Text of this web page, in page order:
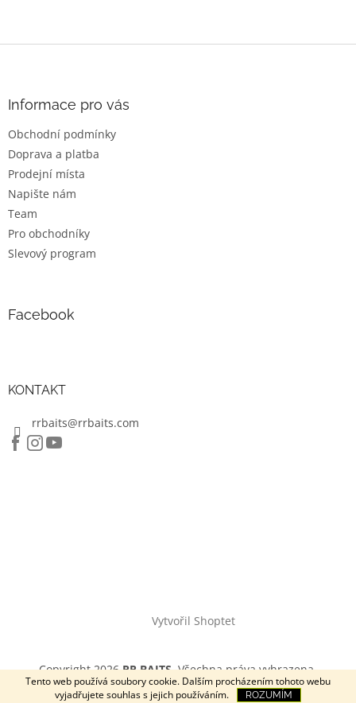
Tento web používá soubory cookie. Dalším procházením tohoto webu
vyjadřujete souhlas s jejich používáním.
ROZUMÍM
Informace pro vás
Obchodní podmínky
Doprava a platba
Prodejní místa
Napište nám
Team
Pro obchodníky
Slevový program
Facebook
KONTAKT
rrbaits@rrbaits.com
Vytvořil Shoptet
Copyright 2026RR BAITS. Všechna práva vyhrazena.